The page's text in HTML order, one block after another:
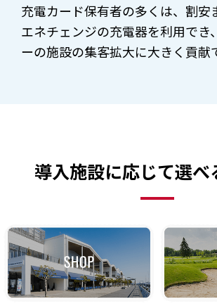
充電カード保有者の多くは、割安
エネチェンジの充電器を利用でき
ーの施設の集客拡大に大きく貢献
導入施設に応じて選べ